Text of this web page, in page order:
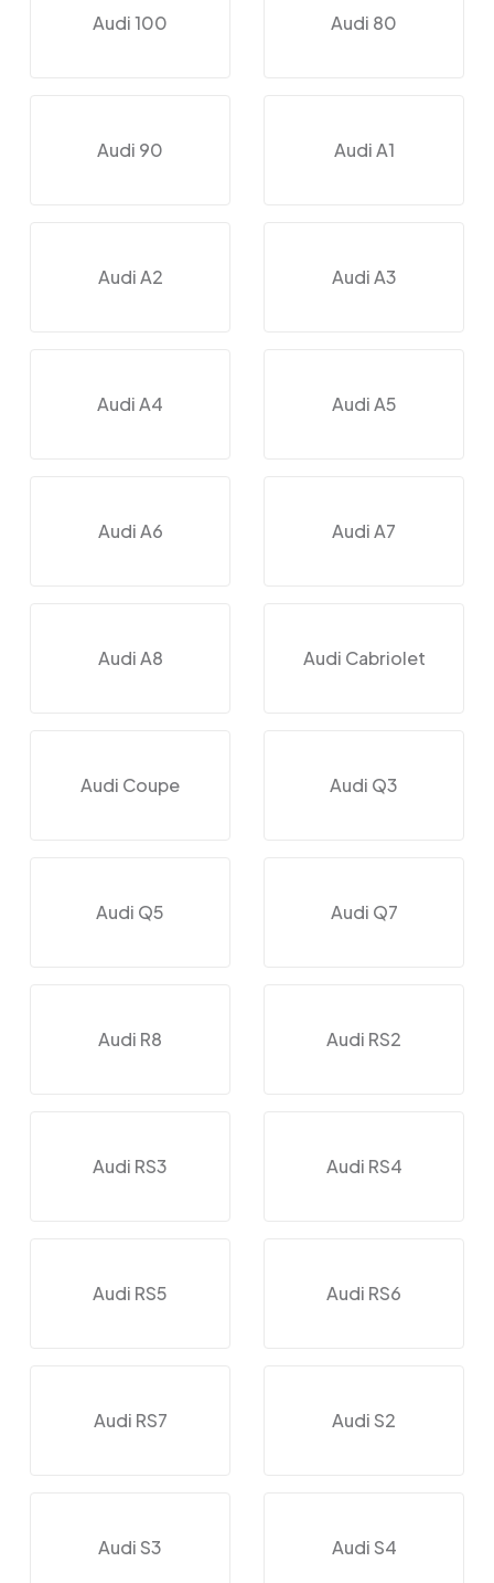
Audi 100 Audi 80
Audi 90 Audi A1
Audi A2 Audi A3
Audi A4 Audi A5
Audi A6 Audi A7
Audi A8 Audi Cabriolet
Audi Coupe Audi Q3
Audi Q5 Audi Q7
Audi R8 Audi RS2
Audi RS3 Audi RS4
Audi RS5 Audi RS6
Audi RS7 Audi S2
Audi S3 Audi S4